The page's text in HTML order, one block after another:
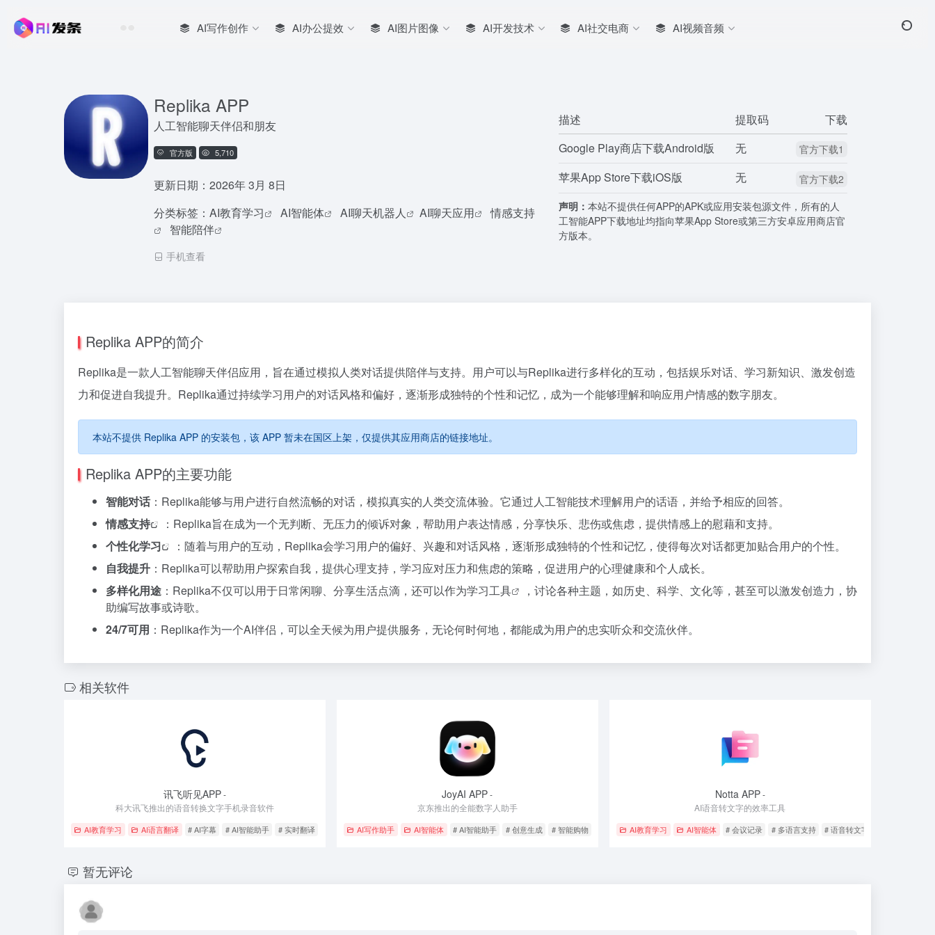
AI写作创作 AI办公提效 AI图片图像 AI开发技术 AI社交电商 AI视频音频
Replika APP
人工智能聊天伴侣和朋友
官方版 5,710
更新日期：2026年 3月 8日
分类标签： AI教育学习 AI智能体 AI聊天机器人 AI聊天应用
情感支持
智能陪伴
手机查看
描述 提取码
下载
Google Play商店下载Android版
无 官方下载1
苹果App Store下载iOS版 无
官方下载2
声明： 本站不提供任何APP的APK或应用安装包源文件，所有的人
工智能APP下载地址均指向苹果App Store或第三方安卓应用商店官
方版本。
Replika APP的简介
Replika是一款人工智能聊天伴侣应用，旨在通过模拟人类对话提供陪伴与支持。用户可以与Replika进行多样化的互动，包括娱乐对话、学习新知识、激发创造
力和促进自我提升。Replika通过持续学习用户的对话风格和偏好，逐渐形成独特的个性和记忆，成为一个能够理解和响应用户情感的数字朋友。
本站不提供 Replika APP 的安装包，该 APP 暂未在国区上架，仅提供其应用商店的链接地址。
Replika APP的主要功能
智能对话 ：Replika能够与用户进行自然流畅的对话，模拟真实的人类交流体验。它通过人工智能技术理解用户的话语，并给予相应的回答。
情感支持
：Replika旨在成为一个无判断、无压力的倾诉对象，帮助用户表达情感，分享快乐、悲伤或焦虑，提供情感上的慰藉和支持。
个性化学习
：随着与用户的互动，Replika会学习用户的偏好、兴趣和对话风格，逐渐形成独特的个性和记忆，使得每次对话都更加贴合用户的个性。
自我提升 ：Replika可以帮助用户探索自我，提供心理支持，学习应对压力和焦虑的策略，促进用户的心理健康和个人成长。
多样化用途 ：Replika不仅可以用于日常闲聊、分享生活点滴，还可以作为学习工具
，讨论各种主题，如历史、科学、文化等，甚至可以激发创造力，协
助编写故事或诗歌。
24/7可用 ：Replika作为一个AI伴侣，可以全天候为用户提供服务，无论何时何地，都能成为用户的忠实听众和交流伙伴。
相关软件
讯飞听见APP-
科大讯飞推出的语音转换文字手机录音软件
AI教育学习 AI语言翻译 # AI字幕 # AI智能助手 # 实时翻译
JoyAI APP-
京东推出的全能数字人助手
AI写作助手 AI智能体 # AI智能助手 # 创意生成 # 智能购物
Notta APP-
AI语音转文字的效率工具
AI教育学习 AI智能体 # 会议记录 # 多语言支持 # 语音转文字
暂无评论